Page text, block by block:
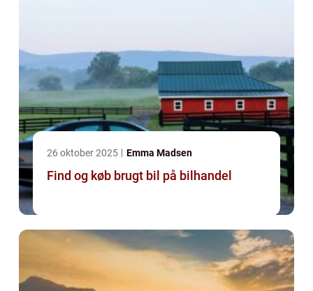
26 oktober 2025 Emma Madsen
Find og køb brugt bil på bilhandel